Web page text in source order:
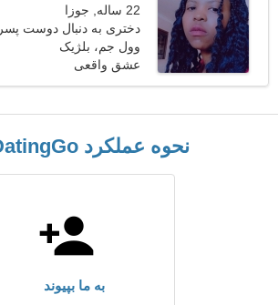
22 ساله, جوزا
دختری به دنبال دوست پسر
وول جم، بلژیک
عشق واقعی
نحوه عملکرد BelDatingGo
به ما بپیوند